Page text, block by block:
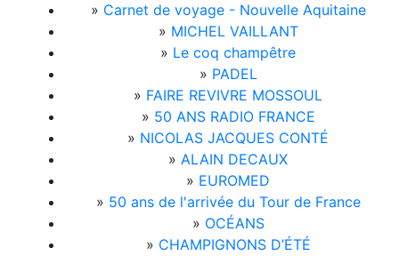
» Carnet de voyage - Nouvelle Aquitaine
» MICHEL VAILLANT
» Le coq champêtre
» PADEL
» FAIRE REVIVRE MOSSOUL
» 50 ANS RADIO FRANCE
» NICOLAS JACQUES CONTÉ
» ALAIN DECAUX
» EUROMED
» 50 ans de l'arrivée du Tour de France
» OCÉANS
» CHAMPIGNONS D’ÉTÉ